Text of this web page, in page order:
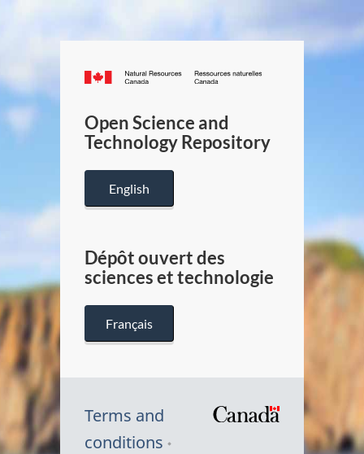
Canada.ca
/
Canada
Open Science and
Technology Repository
English
Dépôt ouvert des
sciences et technologie
Français
Terms and
conditions
Symbole